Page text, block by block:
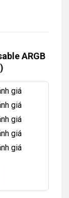
ARGB
giá
giá
giá
giá
giá